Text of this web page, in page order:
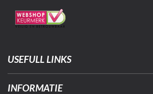
USEFULL LINKS
INFORMATIE